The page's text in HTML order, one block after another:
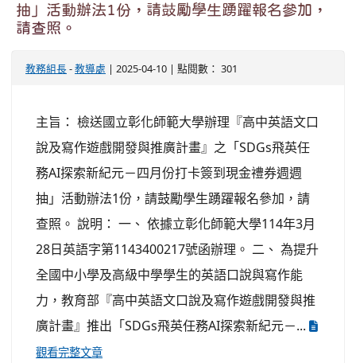
抽」活動辦法1份，請鼓勵學生踴躍報名參加，
請查照。
教務組長-教導處 | 2025-04-10 | 點閱數： 301
主旨： 檢送國立彰化師範大學辦理『高中英語文口
說及寫作遊戲開發與推廣計畫』之「SDGs飛英任
務AI探索新紀元－四月份打卡簽到現金禮券週週
抽」活動辦法1份，請鼓勵學生踴躍報名參加，請
查照。 說明： 一、 依據立彰化師範大學114年3月
28日英語字第1143400217號函辦理。 二、 為提升
全國中小學及高級中學學生的英語口說與寫作能
力，教育部『高中英語文口說及寫作遊戲開發與推
廣計畫』推出「SDGs飛英任務AI探索新紀元－...
觀看完整文章